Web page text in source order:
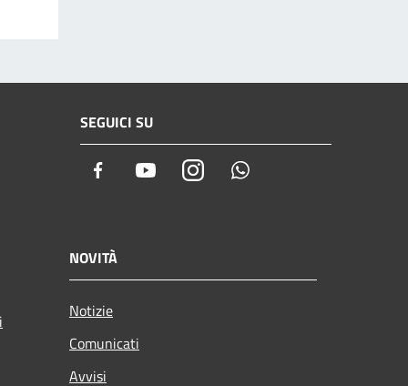
SEGUICI SU
Facebook YoutubeInstagram
NOVITÀ
Notizie
Comunicati
Avvisi